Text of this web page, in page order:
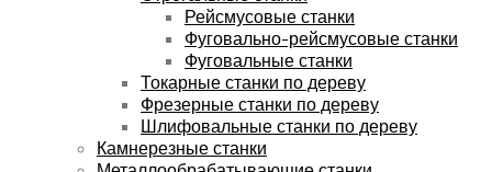
Рейсмусовые станки
Фуговально-рейсмусовые станки
Фуговальные станки
Токарные станки по дереву
Фрезерные станки по дереву
Шлифовальные станки по дереву
Камнерезные станки